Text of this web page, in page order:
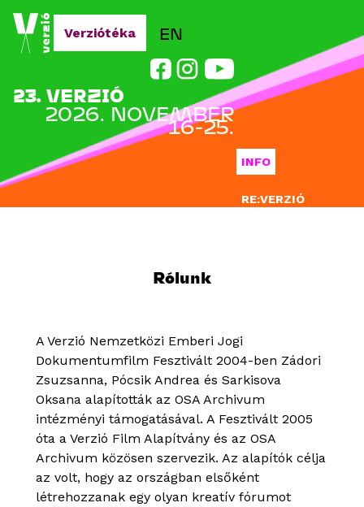
Jump to navigation
INFO
RE:VERZIÓ
BLOG
EN
23. VERZIÓ
2026. NOVEMBER
16-25.
Verziótéka
Rólunk
A Verzió Nemzetközi Emberi Jogi
Dokumentumfilm Fesztivált 2004-ben Zádori
Zsuzsanna, Pócsik Andrea és Sarkisova
Oksana alapították az OSA Archivum
intézményi támogatásával. A Fesztivált 2005
óta a Verzió Film Alapítvány és az OSA
Archivum közösen szervezik. Az alapítók célja
az volt, hogy az országban elsőként
létrehozzanak egy olyan kreatív fórumot